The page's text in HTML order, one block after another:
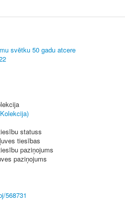
svētku 50 gadu atcere
statuss
tiesības
paziņojums
paziņojums
568731